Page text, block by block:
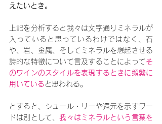
えたいとき。
上記を分析すると我々は文字通りミネラルが
入っていると思っているわけではなく、石
や、岩、金属、そしてミネラルを想起させる
詩的な特徴について言及することによって そ
のワインのスタイルを表現するときに頻繁に
用いている と思われる。
とすると、シュール・リーや還元を示すワー
ドは別として、我々はミネラルという言葉を